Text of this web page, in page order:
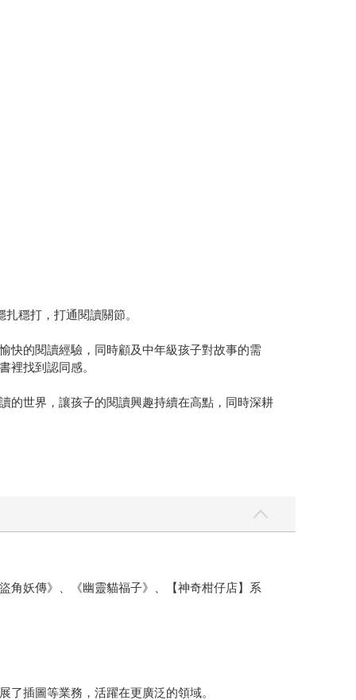
穩打，打通閱讀關節。
快的閱讀經驗，同時顧及中年級孩子對故事的需
裡找到認同感。
的世界，讓孩子的閱讀興趣持續在高點，同時深耕
角妖傳》、《幽靈貓福子》、【神奇柑仔店】系
插圖等業務，活躍在更廣泛的領域。